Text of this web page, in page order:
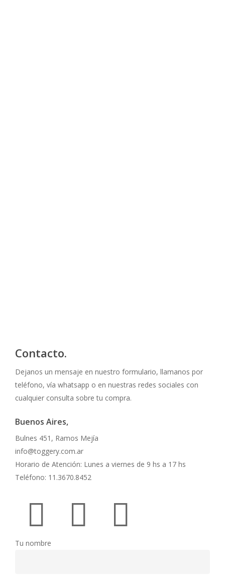
Contacto.
Dejanos un mensaje en nuestro formulario, llamanos por
teléfono, vía whatsapp o en nuestras redes sociales con
cualquier consulta sobre tu compra.
Buenos Aires,
Bulnes 451, Ramos Mejía
info@toggery.com.ar
Horario de Atención: Lunes a viernes de 9 hs a 17 hs
Teléfono: 11.3670.8452
Tu nombre